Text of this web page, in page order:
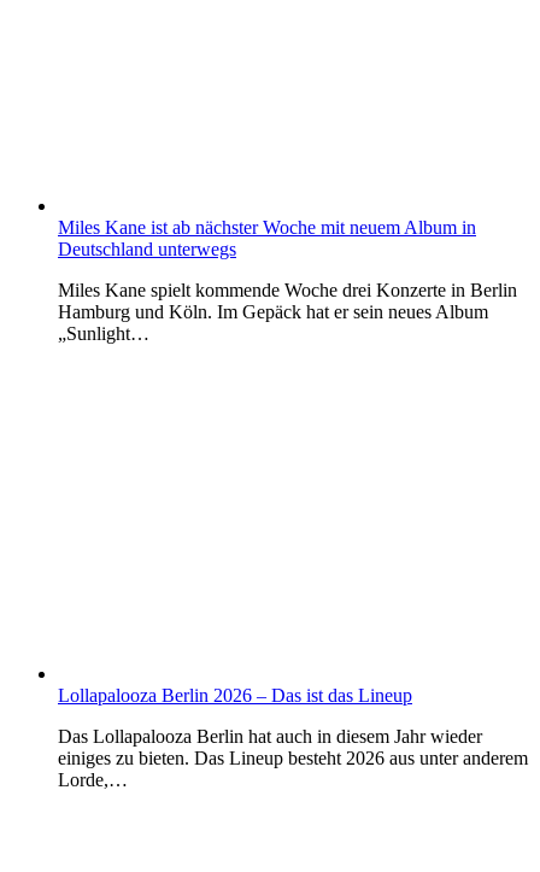
Miles Kane ist ab nächster Woche mit neuem Album in
Deutschland unterwegs
Miles Kane spielt kommende Woche drei Konzerte in Berlin
Hamburg und Köln. Im Gepäck hat er sein neues Album
„Sunlight…
Lollapalooza Berlin 2026 – Das ist das Lineup
Das Lollapalooza Berlin hat auch in diesem Jahr wieder
einiges zu bieten. Das Lineup besteht 2026 aus unter anderem
Lorde,…